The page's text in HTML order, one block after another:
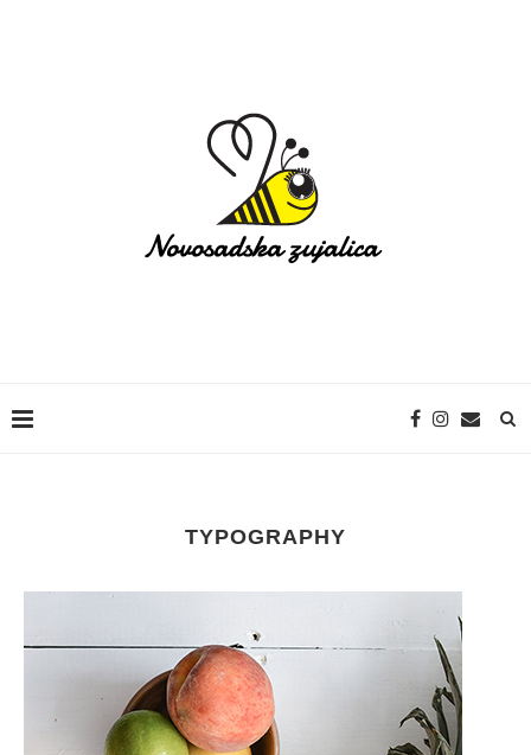
TYPOGRAPHY